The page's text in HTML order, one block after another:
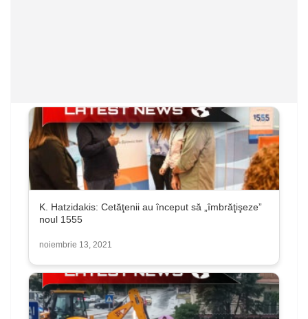
K. Hatzidakis: Cetăţenii au început să „îmbrăţişeze”
noul 1555
noiembrie 13, 2021